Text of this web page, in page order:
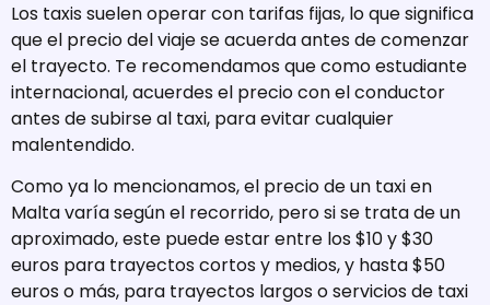
Los taxis suelen operar con tarifas fijas, lo que significa
que el precio del viaje se acuerda antes de comenzar
el trayecto. Te recomendamos que como estudiante
internacional, acuerdes el precio con el conductor
antes de subirse al taxi, para evitar cualquier
malentendido.
Como ya lo mencionamos, el precio de un taxi en
Malta varía según el recorrido, pero si se trata de un
aproximado, este puede estar entre los $10 y $30
euros para trayectos cortos y medios, y hasta $50
euros o más, para trayectos largos o servicios de taxi